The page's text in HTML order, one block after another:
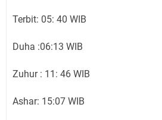
Terbit: 05: 40 WIB
Duha :06:13 WIB
Zuhur : 11: 46 WIB
Ashar: 15:07 WIB